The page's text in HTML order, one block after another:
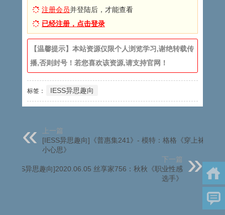
注册会员并登陆后，才能查看
已经注册，点击登录
【温馨提示】本站资源仅限个人浏览学习,谢绝转载传
播,否则封号！若您喜欢该资源,请支持官网！
标签： IESS异思趣向
上一篇
[IESS异思趣向]《普惠集241》- 模特：格格《穿上袜子的
小心思》
下一篇
[IESS异思趣向]2020.06.05 丝享家756：秋秋《职业性感
选手》